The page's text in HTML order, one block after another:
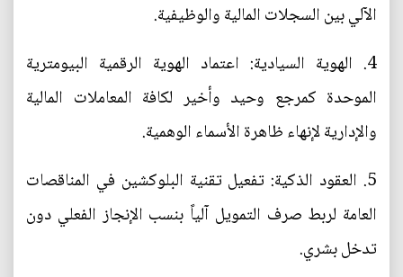
الآلي بين السجلات المالية والوظيفية.
4. الهوية السيادية: اعتماد الهوية الرقمية البيومترية
الموحدة كمرجع وحيد وأخير لكافة المعاملات المالية
والإدارية لإنهاء ظاهرة الأسماء الوهمية.
5. العقود الذكية: تفعيل تقنية البلوكشين في المناقصات
العامة لربط صرف التمويل آلياً بنسب الإنجاز الفعلي دون
تدخل بشري.